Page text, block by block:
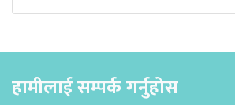
हामीलाई सम्पर्क गर्नुहोस